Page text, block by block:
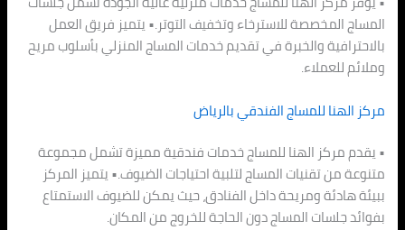
المساج المخصصة للاسترخاء وتخفيف التوتر.• يتميز فريق العمل
بالاحترافية والخبرة في تقديم خدمات المساج المنزلي بأسلوب مريح
وملائم للعملاء.
مركز الهنا للمساج الفندقي بالرياض
• يقدم مركز الهنا للمساج خدمات فندقية مميزة تشمل مجموعة
متنوعة من تقنيات المساج لتلبية احتياجات الضيوف.• يتميز المركز
ببيئة هادئة ومريحة داخل الفنادق، حيث يمكن للضيوف الاستمتاع
بفوائد جلسات المساج دون الحاجة للخروج من المكان.